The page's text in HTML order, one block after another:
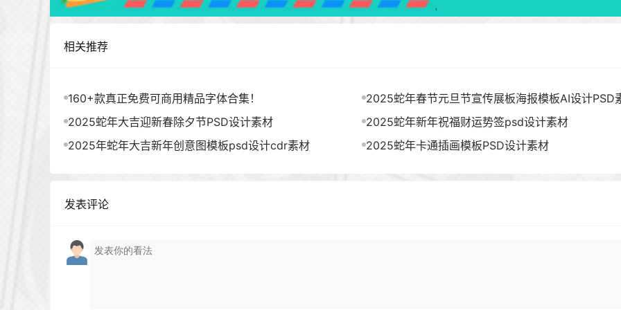
相关推荐
160+款真正免费可商用精品字体合集！
2025蛇年春节元旦节宣传展板海报模板AI设计PSD
2025蛇年大吉迎新春除夕节PSD设计素材
2025蛇年新年祝福财运势签psd设计素材
2025年蛇年大吉新年创意图模板psd设计cdr素材
2025蛇年卡通插画模板PSD设计素材
发表评论